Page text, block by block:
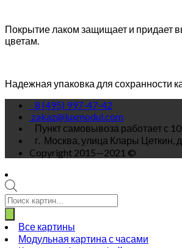
Покрытие лаком защищает и придает
цветам.
Надежная упаковка для сохранности
8 (495) 997-47-42
zakaz@luxmodul.com
Пункт самовывоза работает с
г. Москва, улица Клары Цеткин,
Copyright 2015—2021 ©
Поиск
товаров
Все картины
Модульная картина с часами